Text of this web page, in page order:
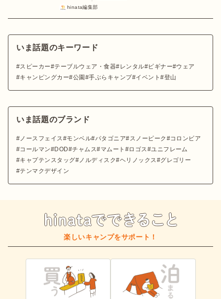
hinata編集部
いま話題のキーワード
スピーカー テーブルウェア・食器 レンタル ビギナー
ウェア
キャンピングカー 公園 手ぶらキャンプ イベント 登山
いま話題のブランド
ノースフェイス モンベル パタゴニア スノーピーク
コロンビア
コールマン
DOD チャムス マムート ロゴス
ユニフレーム
キャプテンスタッグ
ノルディスク ヘリノックス
グレゴリー
テンマクデザイン
楽しいキャンプをサポート！